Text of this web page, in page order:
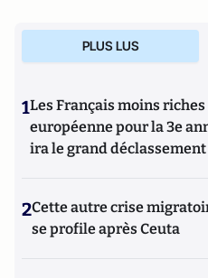
PLUS LUS
1Les Français moins
européenne pour la 3e
ira le grand déclassement
2Cette autre crise
se profile après Ceuta